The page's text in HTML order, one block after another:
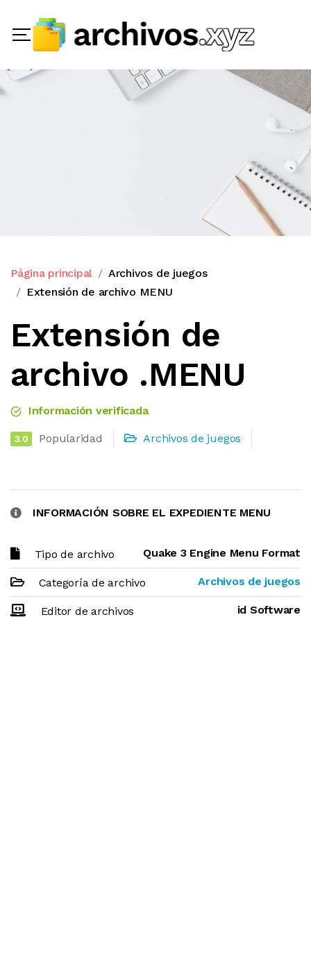
Página principal
Archivos de juegos
Extensión de archivo MENU
Extensión de
archivo .MENU
Información verificada
3.0 Popularidad Archivos de juegos
INFORMACIÓN SOBRE EL EXPEDIENTE MENU
Tipo de archivo Quake 3 Engine Menu Format
Categoría de archivo Archivos de juegos
Editor de archivos id Software